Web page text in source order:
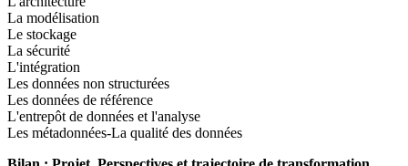
La modélisation
Le stockage
La sécurité
L'intégration
Les données non structurées
Les données de référence
L'entrepôt de données et l'analyse
Les métadonnées-La qualité des données